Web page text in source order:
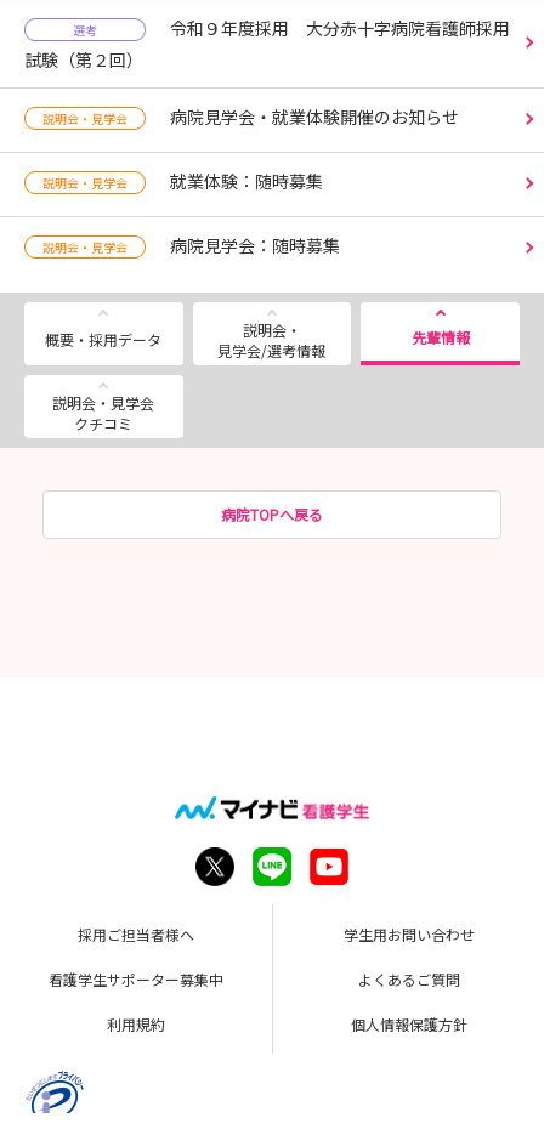
選考
令和９年度採用 大分赤十字病院看護師採用
試験（第２回）
説明会・見学会 病院見学会・就業体験開催のお知らせ
説明会・見学会 就業体験：随時募集
説明会・見学会 病院見学会：随時募集
概要・採用データ
説明会・
見学会/選考情報
先輩情報
説明会・見学会
クチコミ
病院TOPへ戻る
採用ご担当者様へ 学生用お問い合わせ
看護学生サポーター募集中 よくあるご質問
利用規約 個人情報保護方針